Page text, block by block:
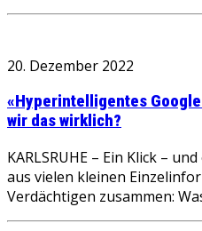
20. Dezember 2022
«Hyperintelligentes
wir das wirklich?
KARLSRUHE – Ein Klick –
aus vielen kleinen
Verdächtigen zusammen: